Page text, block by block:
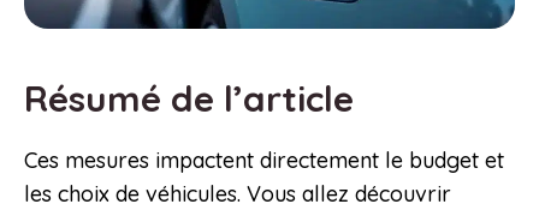
Résumé de l’article
Ces mesures impactent directement le budget et
les choix de véhicules. Vous allez découvrir